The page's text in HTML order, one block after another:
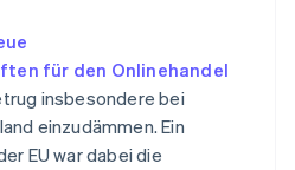
für den Onlinehandel
insbesondere bei
einzudämmen. Ein
EU war dabei die